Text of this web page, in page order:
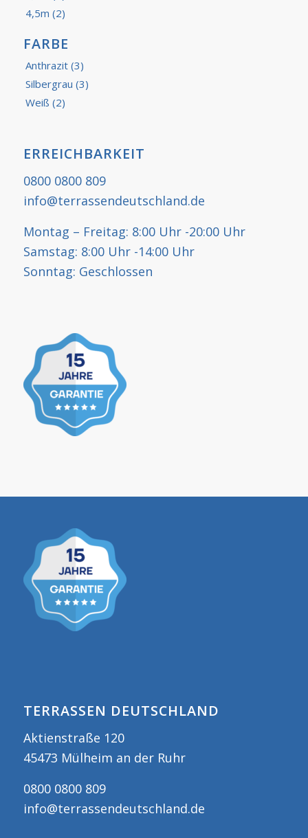
4,5m (2)
FARBE
Anthrazit (3)
Silbergrau (3)
Weiß (2)
ERREICHBARKEIT
0800 0800 809
info@terrassendeutschland.de
Montag – Freitag: 8:00 Uhr -20:00 Uhr
Samstag: 8:00 Uhr -14:00 Uhr
Sonntag: Geschlossen
TERRASSEN DEUTSCHLAND
Aktienstraße 120
45473 Mülheim an der Ruhr
0800 0800 809
info@terrassendeutschland.de